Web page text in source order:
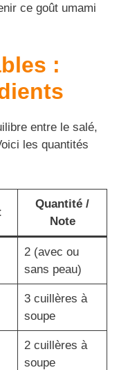
ce goût umami
:
entre le salé,
les quantités
Quantité /
Note
2 (avec ou
sans peau)
3 cuillères à
soupe
2 cuillères à
soupe